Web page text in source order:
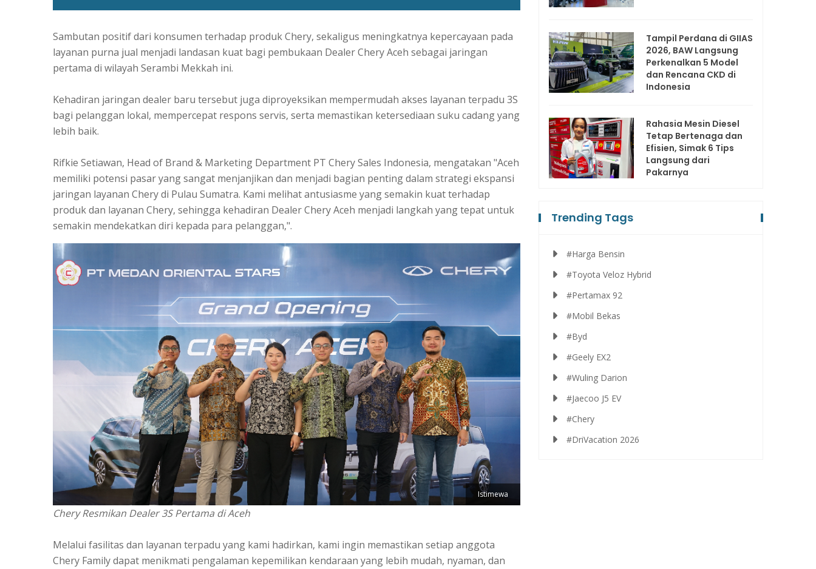
Sambutan positif dari konsumen terhadap produk Chery, sekaligus meningkatnya kepercayaan pada
layanan purna jual menjadi landasan kuat bagi pembukaan Dealer Chery Aceh sebagai jaringan
pertama di wilayah Serambi Mekkah ini.
Kehadiran jaringan dealer baru tersebut juga diproyeksikan mempermudah akses layanan terpadu 3S
bagi pelanggan lokal, mempercepat respons servis, serta memastikan ketersediaan suku cadang yang
lebih baik.
Rifkie Setiawan, Head of Brand & Marketing Department PT Chery Sales Indonesia, mengatakan "Aceh
memiliki potensi pasar yang sangat menjanjikan dan menjadi bagian penting dalam strategi ekspansi
jaringan layanan Chery di Pulau Sumatra. Kami melihat antusiasme yang semakin kuat terhadap
produk dan layanan Chery, sehingga kehadiran Dealer Chery Aceh menjadi langkah yang tepat untuk
semakin mendekatkan diri kepada para pelanggan,".
Istimewa
Chery Resmikan Dealer 3S Pertama di Aceh
Melalui fasilitas dan layanan terpadu yang kami hadirkan, kami ingin memastikan setiap anggota
Chery Family dapat menikmati pengalaman kepemilikan kendaraan yang lebih mudah, nyaman, dan
Tampil Perdana di GIIAS
2026, BAW Langsung
Perkenalkan 5 Model
dan Rencana CKD di
Indonesia
Rahasia Mesin Diesel
Tetap Bertenaga dan
Efisien, Simak 6 Tips
Langsung dari
Pakarnya
Trending Tags
#Harga Bensin
#Toyota Veloz Hybrid
#Pertamax 92
#Mobil Bekas
#Byd
#Geely EX2
#Wuling Darion
#Jaecoo J5 EV
#Chery
#DriVacation 2026